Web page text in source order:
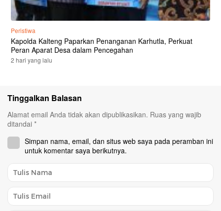
Peristiwa
Kapolda Kalteng Paparkan Penanganan Karhutla, Perkuat
Peran Aparat Desa dalam Pencegahan
2 hari yang lalu
Tinggalkan Balasan
Alamat email Anda tidak akan dipublikasikan. Ruas yang wajib
ditandai *
Simpan nama, email, dan situs web saya pada peramban ini
untuk komentar saya berikutnya.